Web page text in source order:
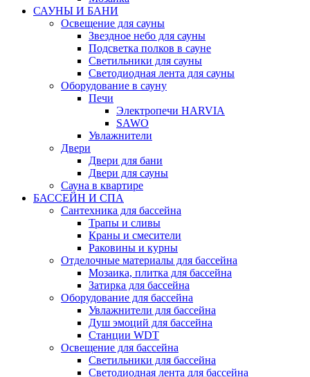
САУНЫ И БАНИ
Освещение для сауны
Звездное небо для сауны
Подсветка полков в сауне
Светильники для сауны
Светодиодная лента для сауны
Оборудование в сауну
Печи
Электропечи HARVIA
SAWO
Увлажнители
Двери
Двери для бани
Двери для сауны
Сауна в квартире
БАССЕЙН И СПА
Сантехника для бассейна
Трапы и сливы
Краны и смесители
Раковины и курны
Отделочные материалы для бассейна
Мозаика, плитка для бассейна
Затирка для бассейна
Оборудование для бассейна
Увлажнители для бассейна
Душ эмоций для бассейна
Станции WDT
Освещение для бассейна
Светильники для бассейна
Светодиодная лента для бассейна